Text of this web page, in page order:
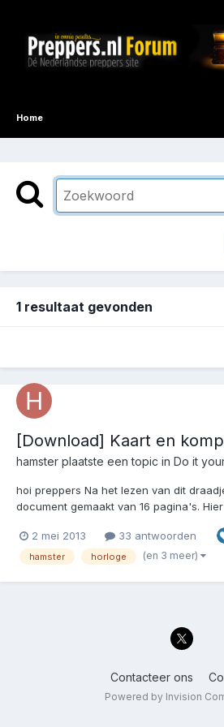
Home
1 resultaat gevonden
[Download] Kaart en
hamster plaatste een topic in Do it
hoi preppers Na het lezen van dit
document gemaakt van 16 pagina's.
tevens zit er een printbare
verstandig om het één en ander bij
2 mei 2013 33 antwoorden
hamster horloge (en 3 meer)
Contacteer ons
Powered by Invision